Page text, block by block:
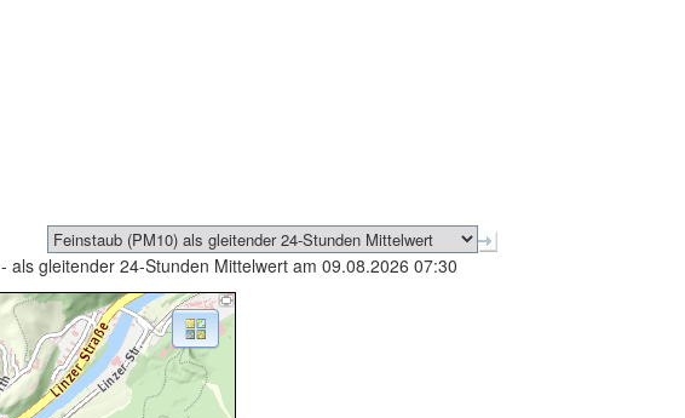
- als gleitender 24-Stunden Mittelwert am 09.08.2026 07:30